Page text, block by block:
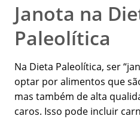
Janota na
Paleolítica
Na Dieta Paleolítica, ser
optar por alimentos que
mas também de alta
caros. Isso pode incluir